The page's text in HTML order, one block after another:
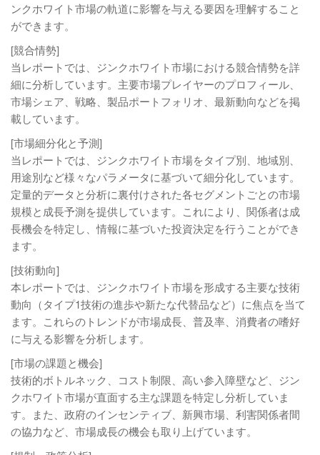
ンクホワイト市場の軌道に影響を与える要因を理解すること
ができます。
[競合情勢]
当レポートでは、ジンクホワイト市場における競合情勢を詳
細に分析しています。主要市場プレイヤーのプロフィール、
市場シェア、戦略、製品ポートフォリオ、最新動向などを掲
載しています。
[市場細分化と予測]
当レポートでは、ジンクホワイト市場をタイプ別、地域別、
用途別など様々なパラメータに基づいて細分化しています。
定量的データと分析に裏付けされた各セグメントごとの市場
規模と成長予測を提供しています。これにより、関係者は成
長機会を特定し、情報に基づいた投資決定を行うことができ
ます。
[技術動向]
本レポートでは、ジンクホワイト市場を形成する主要な技術
動向（タイプ1技術の進歩や新たな代替品など）に焦点を当て
ます。これらのトレンドが市場成長、普及率、消費者の嗜好
に与える影響を分析します。
[市場の課題と機会]
技術的ボトルネック、コスト制限、高い参入障壁など、ジン
クホワイト市場が直面する主な課題を特定し分析していま
す。また、政府のインセンティブ、新興市場、利害関係者間
の協力など、市場成長の機会も取り上げています。